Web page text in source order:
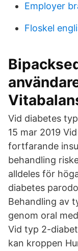
Employer
Floskel
Vid diabetes
15 mar 2019
fortfarande
behandling
alldeles för
diabetes
Behandling av
genom oral
Vid typ 2-
kan kroppen